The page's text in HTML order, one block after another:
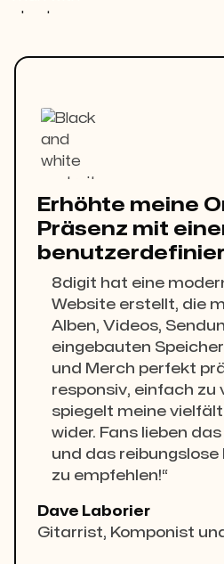
Erhöhte meine
Präsenz mit
8digit hat eine
Website erstellt, die
Alben, Videos,
eingebauten Speicher
und Merch perfekt
responsiv, einfach zu
spiegelt meine
wider. Fans lieben
und das reibungslose
zu empfehlen!“
Dave Laborier
Gitarrist, Komponist